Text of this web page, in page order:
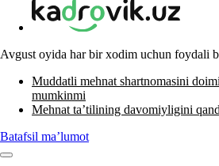
Avgust oyida har bir хodim uchun foydali
Muddatli mehnat shartnomasini
mumkinmi
Mehnat ta’tilining davomiyligini
Batafsil ma’lumot